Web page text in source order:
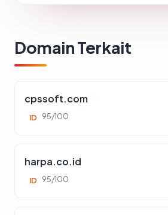
Domain Terkait
cpssoft.com
ID 95/100
harpa.co.id
ID 95/100